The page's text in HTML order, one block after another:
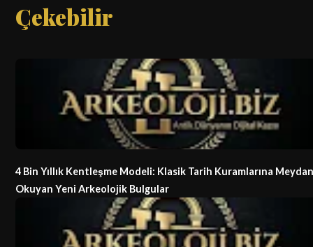
Çekebilir
4 Bin Yıllık Kentleşme Modeli: Klasik Tarih Kuramlarına
Okuyan Yeni Arkeolojik Bulgular